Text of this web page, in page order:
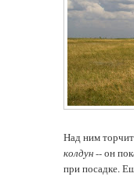
Над ним торчит
колдун-- он
при посадке.